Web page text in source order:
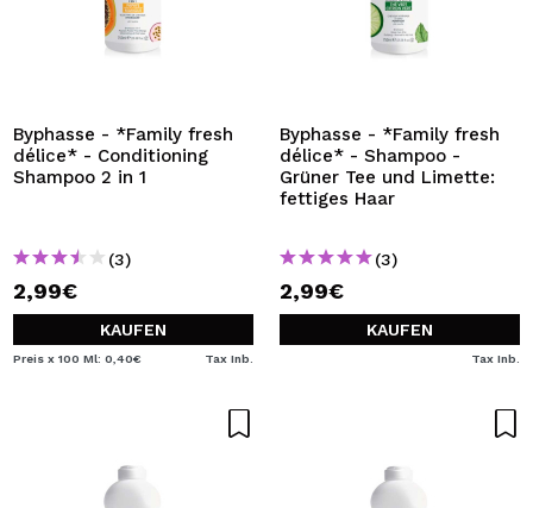
Byphasse - *Family fresh
délice* - Conditioning
Shampoo 2 in 1
(3)
2,99€
KAUFEN
Preis x 100 Ml: 0,40€ Tax Inb.
Byphasse - *Family fresh
délice* - Shampoo -
Grüner Tee und Limette:
fettiges Haar
(3)
2,99€
KAUFEN
Tax Inb.